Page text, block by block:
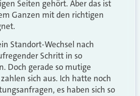
Seiten gehört. Aber das ist
Ganzen mit den richtigen
Standort-Wechsel nach
Schritt in so
Doch gerade so mutige
sich aus. Ich hatte noch
es haben sich so